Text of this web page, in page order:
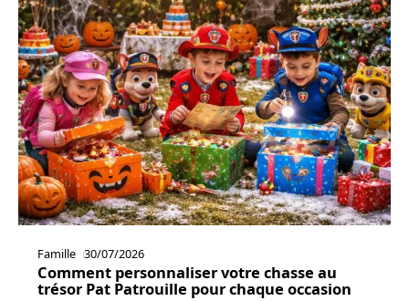
Famille 30/07/2026
Comment personnaliser votre chasse au
trésor Pat Patrouille pour chaque occasion